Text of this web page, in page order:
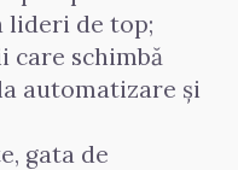
lideri de top;
care schimbă
automatizare și
gata de